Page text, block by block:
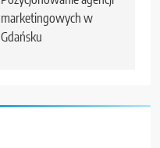
marketingowych w
Gdańsku